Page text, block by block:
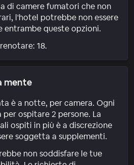
di camere fumatori che non
l'hotel potrebbe non essere
entrambe queste opzioni.
18.
mente
è a notte, per camera. Ogni
ospitare 2 persone. La
ospiti in più è a discrezione
soggetta a supplementi.
non soddisfare le tue